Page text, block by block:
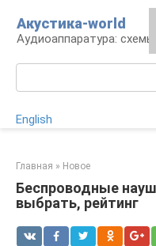
контенту
Акустика-world
Аудиоаппаратура:
English
Главная » Новое
Беспроводные
выбрать, рейтинг